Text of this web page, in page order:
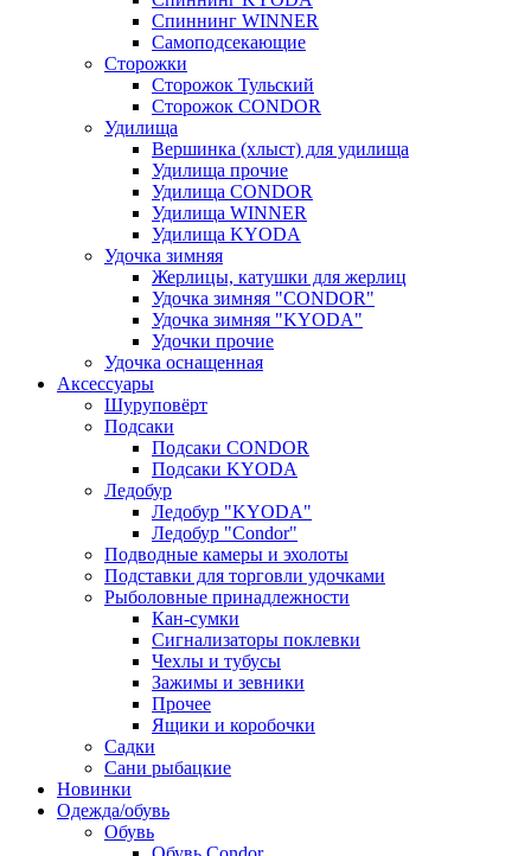
Спиннинг WINNER
Самоподсекающие
Сторожки
Сторожок Тульский
Сторожок CONDOR
Удилища
Вершинка (хлыст) для удилища
Удилищa прочие
Удилища CONDOR
Удилища WINNER
Удилища KYODA
Удочка зимняя
Жерлицы, катушки для жерлиц
Удочка зимняя "CONDOR"
Удочка зимняя "KYODA"
Удочки прочие
Удочка оснащенная
Аксессуары
Шуруповёрт
Подсаки
Подсаки CONDOR
Подсаки KYODA
Ледобур
Ледобур "KYODA"
Ледобур "Condor"
Подводные камеры и эхолоты
Подставки для торговли удочками
Рыболовные принадлежности
Кан-сумки
Сигнализаторы поклевки
Чехлы и тубусы
Зажимы и зевники
Прочее
Ящики и коробочки
Садки
Сани рыбацкие
Новинки
Одежда/обувь
Обувь